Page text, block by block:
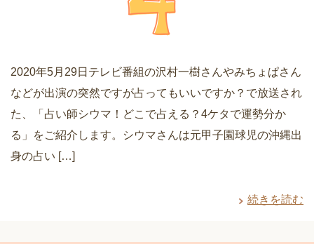
2020年5月29日テレビ番組の沢村一樹さんやみちょぱさん
などが出演の突然ですが占ってもいいですか？で放送され
た、「占い師シウマ！どこで占える？4ケタで運勢分か
る」をご紹介します。シウマさんは元甲子園球児の沖縄出
身の占い […]
続きを読む